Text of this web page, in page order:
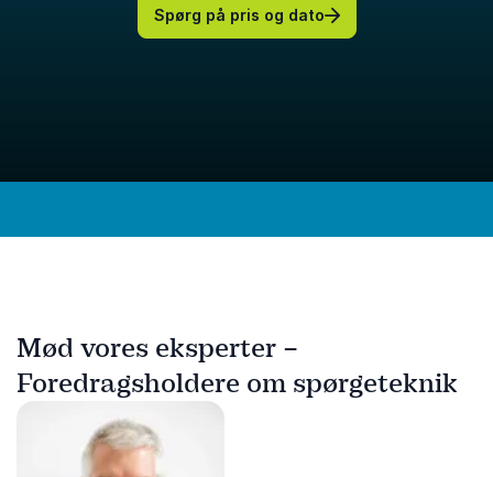
Spørg på pris og dato
Mød vores eksperter –
Foredragsholdere om spørgeteknik